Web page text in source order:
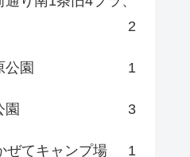
2
公園 1
園 3
ぜてキャンプ場 1